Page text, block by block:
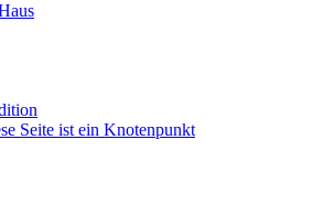
Seite ist ein Knotenpunkt